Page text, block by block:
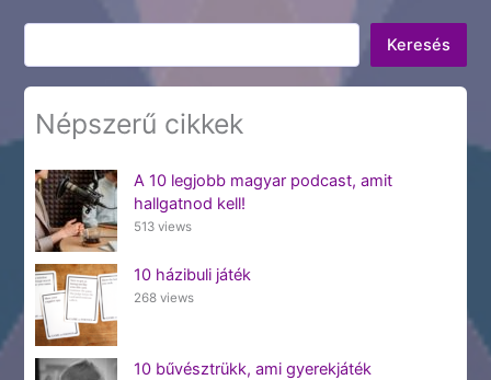
Keresés
Keresés
Népszerű cikkek
A 10 legjobb magyar podcast, amit
hallgatnod kell!
513 views
10 házibuli játék
268 views
10 bűvésztrükk, ami gyerekjáték